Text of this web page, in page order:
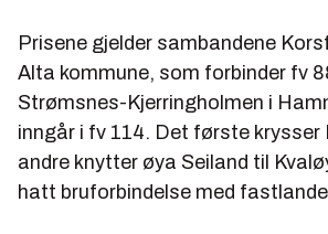
Prisene gjelder sambandene
Alta kommune, som forbinder fv
Strømsnes-Kjerringholmen i
inngår i fv 114. Det første krysser
andre knytter øya Seiland til
hatt bruforbindelse med